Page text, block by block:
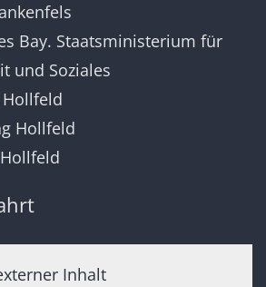
Bay. Staatsministerium für
und Soziales
Hollfeld
Inhalt